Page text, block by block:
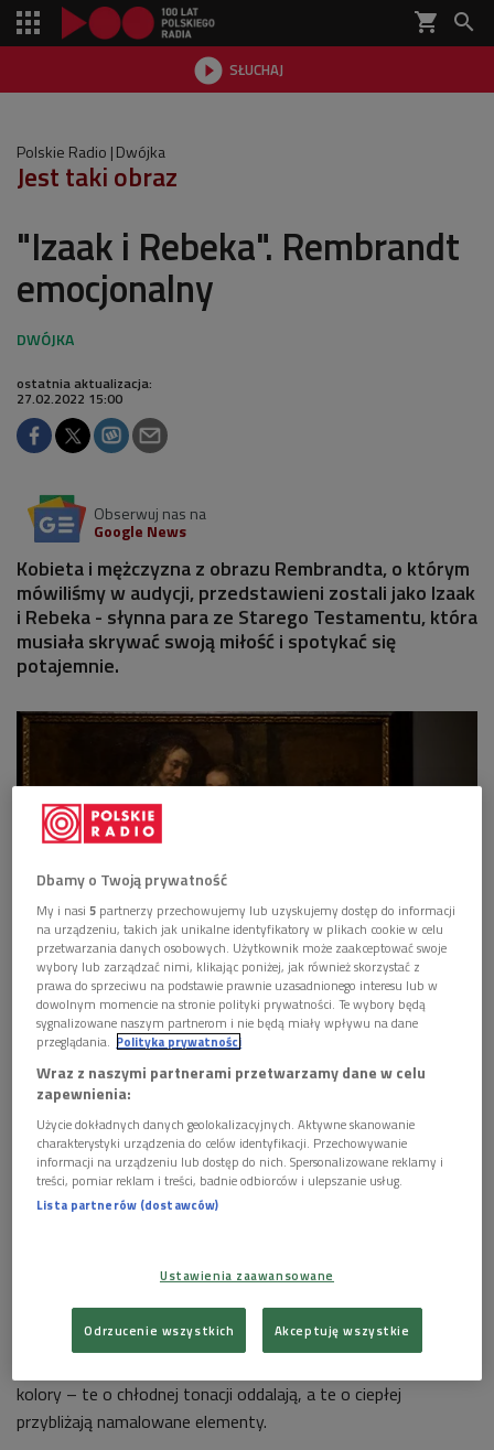
shopping_cart 
 SŁUCHAJ

Polskie Radio Dwójka
Jest taki obraz
"Izaak i Rebeka". Rembrandt
emocjonalny
ostatnia aktualizacja:
27.02.2022 15:00
Obserwuj nas na
Google News
Kobieta i mężczyzna z obrazu Rembrandta, o którym
mówiliśmy w audycji, przedstawieni zostali jako Izaak
i Rebeka - słynna para ze Starego Testamentu, która
musiała skrywać swoją miłość i spotykać się
potajemnie.
Obraz w Rembrandta "Izaak i Rebeka" w Rijksmuseum w Amsterdamie
Sylvia Lederer/Zuma Press/Forum
W ostatniej dekadzie życiaRembrandt
koncepcją malarskiego realizmu. Wypracował manierę
powszechnie zwaną późnym stylem Rembrandta. Aby świat
przedstawiony w obrazie wydawał się "realny", należy nadać
mu wrażenie głębi i ruchu. Można tego dokonać
konwencjonalnymi środkami, takimi jak perspektywa czy
przedstawienie gestykulujących ludzi.
pomocą kolorów i struktury powierzchni malowidła. Wrażenie
głębi i dystansu wzmaga szorstkość przeciwstawiona
gładkości – plama w obrazie wyda się bliższa, jeśli jest
kolory – te o chłodnej tonacji oddalają, a te o ciepłej
przybliżają namalowane elementy.
Dbamy o Twoją prywatność
My i nasi5 partnerzy przechowujemy lub uzyskujemy dostęp do informacji
na urządzeniu, takich jak unikalne identyfikatory w plikach cookie w celu
przetwarzania danych osobowych. Użytkownik może zaakceptować swoje
wybory lub zarządzać nimi, klikając poniżej, jak również skorzystać z
prawa do sprzeciwu na podstawie prawnie uzasadnionego interesu lub w
dowolnym momencie na stronie polityki prywatności. Te wybory będą
sygnalizowane naszym partnerom i nie będą miały wpływu na dane
przeglądania. Polityka prywatności
Wraz z naszymi partnerami przetwarzamy dane w celu
zapewnienia:
Użycie dokładnych danych geolokalizacyjnych. Aktywne skanowanie
charakterystyki urządzenia do celów identyfikacji. Przechowywanie
informacji na urządzeniu lub dostęp do nich. Spersonalizowane reklamy i
treści, pomiar reklam i treści, badnie odbiorców i ulepszanie usług.
Lista partnerów (dostawców)
Ustawienia zaawansowane
Odrzucenie wszystkich Akceptuję wszystkie